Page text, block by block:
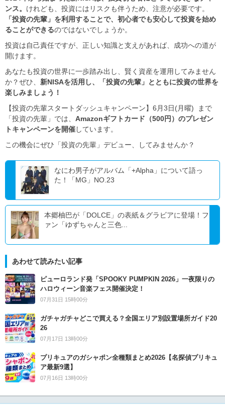
ンス。 けれども、投資にはリスクも伴うため、注意が必要です。
「投資の先輩」を利用することで、初心者でも安心して投資を始め
ることができるのではないでしょうか。
投資は自己責任ですが、正しい知識と支えがあれば、成功への道が
開けます。
あなたも投資の世界に一歩踏み出し、賢く資産を運用してみません
か？ぜひ、 新NISAを活用し、「投資の先輩」とともに投資の世界を
楽しみましょう！
【投資の先輩スタートダッシュキャンペーン】6月3日(月曜) まで
「投資の先輩」では、 Amazonギフトカード（500円）のプレゼン
トキャンペーンを開催しています。
この機会にぜひ「投資の先輩」デビュー、してみませんか？
なにわ男子がアルバム「+Alpha」について語っ
た！「MG」NO.23
本郷柚巴が「DOLCE」の表紙＆グラビアに登場！フ
ァン「ゆずちゃんと三色...
あわせて読みたい記事
ピューロランド発「SPOOKY PUMPKIN 2026」一夜限りの
ハロウィーン音楽フェス開催決定！
07月31日 15時00分
ガチャガチャどこで買える？全国エリア別設置場所ガイド20
26
07月17日 13時00分
プリキュアのガシャポン全種類まとめ2026【名探偵プリキュ
ア最新9選】
07月16日 13時00分